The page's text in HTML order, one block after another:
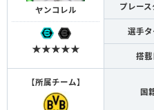
ヤンコレル
★★★★★
プレー
選手
搭載
【所属チーム】
国